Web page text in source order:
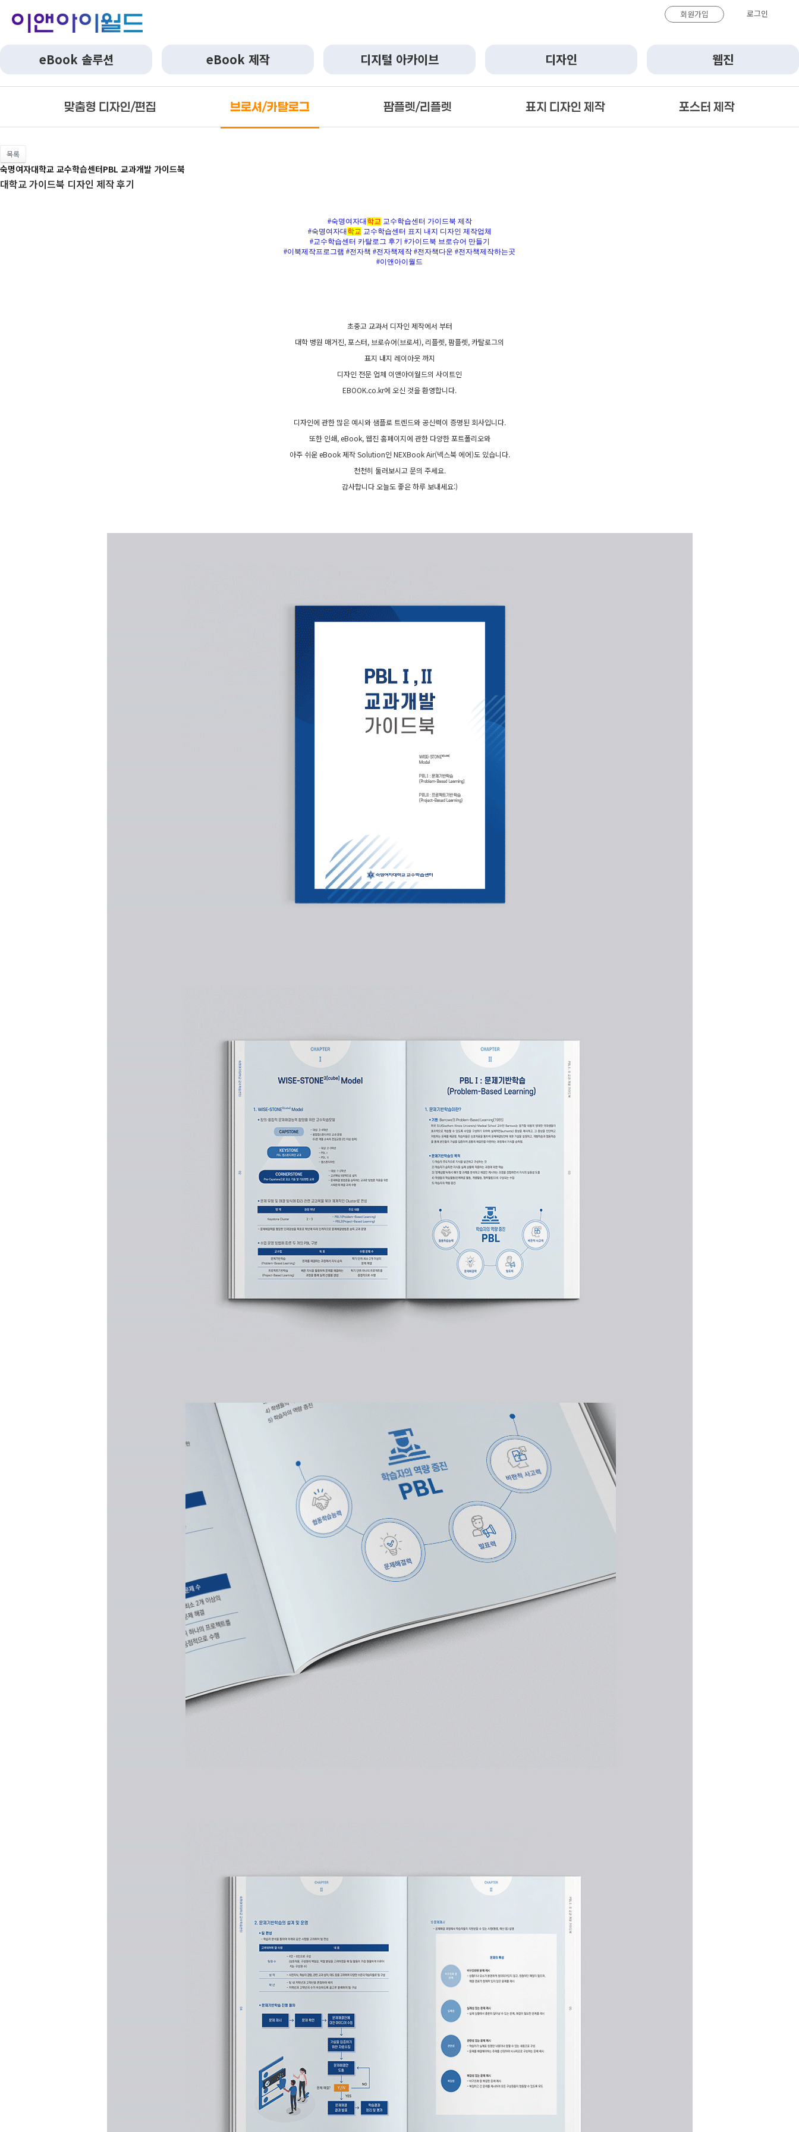
회원가입 로그인
eBook 솔루션 eBook 제작 디지털 아카이브 디자인 웹진
맞춤형 디자인/편집 브로셔/카탈로그 팜플렛/리플렛 표지 디자인 제작 포스터 제작
목록
숙명여자대학교 교수학습센터PBL 교과개발 가이드북
대학교 가이드북 디자인 제작 후기
#숙명여자대 학교 교수학습센터 가이드북 제작
#숙명여자대 학교 교수학습센터 표지 내지 디자인 제작업체
#교수학습센터 카탈로그 후기 #가이드북 브로슈어 만들기
#이북제작프로그램 #전자책 #전자책제작 #전자책다운 #전자책제작하는곳
#이앤아이월드
초중고 교과서 디자인 제작에서 부터
대학 병원 매거진, 포스터, 브로슈어(브로셔), 리플렛, 팜플렛, 카탈로그의
표지 내지 레이아웃 까지
디자인 전문 업체 이앤아이월드의 사이트인
EBOOK.co.kr에 오신 것을 환영합니다.
디자인에 관한 많은 예시와 샘플로 트렌드와 공신력이 증명된 회사입니다.
또한 인쇄, eBook, 웹진 홈페이지에 관한 다양한 포트폴리오와
아주 쉬운 eBook 제작 Solution인 NEXBook Air(넥스북 에어)도 있습니다.
천천히 둘러보시고 문의 주세요.
감사합니다 오늘도 좋은 하루 보내세요:)